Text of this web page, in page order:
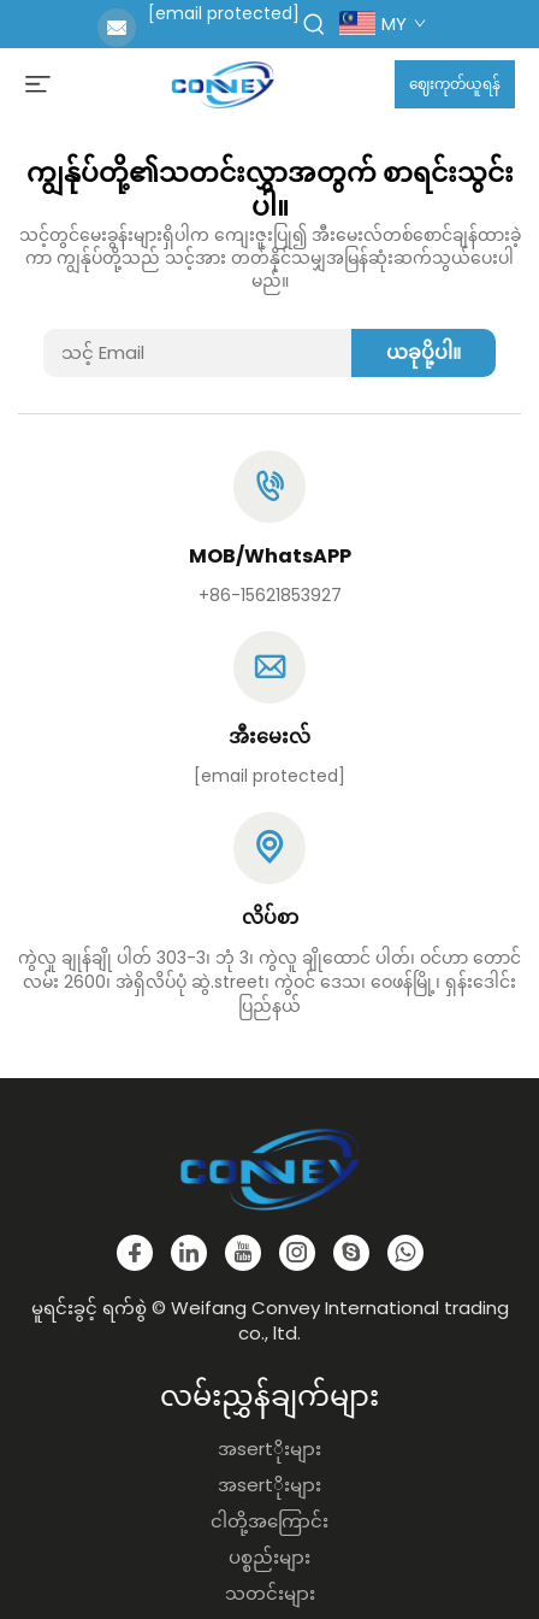
[email protected] MY
ဈေးကုတ်ယူရန်
ကျွန်ုပ်တို့၏သတင်းလွှာအတွက် စာရင်းသွင်း
ပါ။
သင့်တွင်မေးခွန်းများရှိပါက ကျေးဇူးပြု၍ အီးမေးလ်တစ်စောင်ချန်ထားခဲ့
ကာ ကျွန်ုပ်တို့သည် သင့်အား တတ်နိုင်သမျှအမြန်ဆုံးဆက်သွယ်ပေးပါ
မည်။
ယခုပို့ပါ။
MOB/WhatsAPP
+86-15621853927
အီးမေးလ်
[email protected]
လိပ်စာ
ကွဲလူ ချုန်ချို ပါတ် 303-3၊ ဘုံ 3၊ ကွဲလူ ချိုထောင် ပါတ်၊ ဝင်ဟာ တောင်
လမ်း 2600၊ အဲရှိလိပ်ပုံ ဆွဲ.street၊ ကွဲဝင် ဒေသ၊ ဝေဖန်မြို့၊ ရှန်းဒေါင်း
ပြည်နယ်
မူရင်းခွင့် ရက်စွဲ © Weifang Convey International trading
co., ltd.
လမ်းညွှန်ချက်များ
အsertိုးများ
အsertိုးများ
ငါတို့အကြောင်း
ပစ္စည်းများ
သတင်းများ